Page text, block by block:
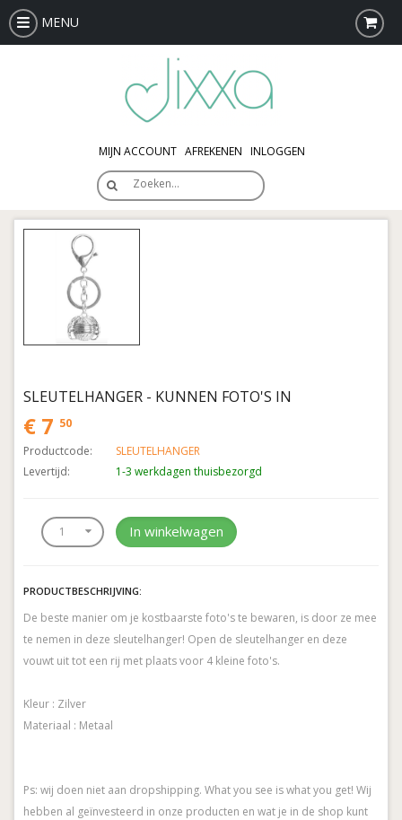
MENU
MIJN ACCOUNT AFREKENEN INLOGGEN
Zoeken…
SLEUTELHANGER - KUNNEN FOTO'S IN
€ 7 50
Productcode:
SLEUTELHANGER
Levertijd:
1-3 werkdagen thuisbezorgd
In winkelwagen
PRODUCTBESCHRIJVING:
De beste manier om je kostbaarste foto's te bewaren, is door ze mee
te nemen in deze sleutelhanger! Open de sleutelhanger en deze
vouwt uit tot een rij met plaats voor 4 kleine foto's.
Kleur : Zilver
Materiaal : Metaal
Ps: wij doen niet aan dropshipping. What you see is what you get! Wij
hebben al geïnvesteerd in onze producten en wat je in de shop kunt